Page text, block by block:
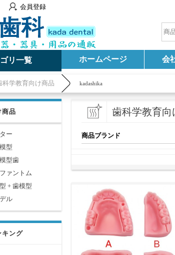
会員登録
リ一覧 ホームページ 会
科学教育向け商品 kadashika
商品
ー
型
型歯
ァントム
+ 歯模型
ル
キング
歯科学教育向
商品ブランド